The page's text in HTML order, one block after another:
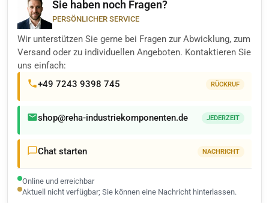
Sie haben noch Fragen?
PERSÖNLICHER SERVICE
Wir unterstützen Sie gerne bei Fragen zur Abwicklung, zum
Versand oder zu individuellen Angeboten. Kontaktieren Sie
uns einfach:
+49 7243 9398 745
RÜCKRUF
shop@reha-industriekomponenten.de JEDERZEIT
Chat starten NACHRICHT
Online und erreichbar
Aktuell nicht verfügbar; Sie können eine Nachricht hinterlassen.